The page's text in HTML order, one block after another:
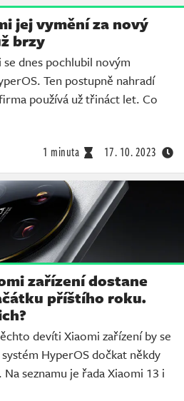
jej vymění za nový
brzy
dnes pochlubil novým
Ten postupně nahradí
používá už třináct let. Co
1 minuta 17. 10. 2023
zařízení dostane
příštího roku.
devíti Xiaomi zařízení by se
HyperOS dočkat někdy
seznamu je řada Xiaomi 13 i